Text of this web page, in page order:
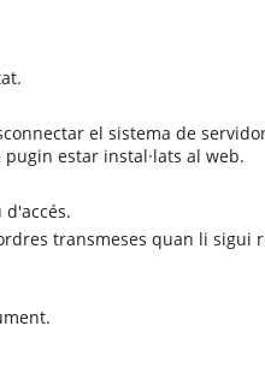
el sistema de
estar instal·lats al web.
transmeses quan li sigui